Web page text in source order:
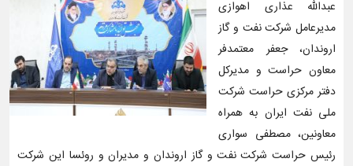
عبدالله‌ عذاری اهوازی
مدیرعامل شرکت نفت و گاز
اروندان، جعفر معتمدفر
معاون حراست و مدیرکل
دفتر مرکزی حراست شرکت
ملی نفت ایران به همراه
معاونین، مصطفی سواری
رئیس حراست شرکت نفت و گاز اروندان و مدیران و روئسا این شرکت